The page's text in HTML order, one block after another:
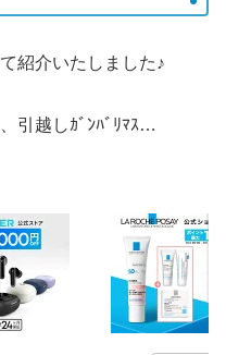
紹介いたしました♪
引越しｶﾞﾝﾊﾞﾘﾏｽ…